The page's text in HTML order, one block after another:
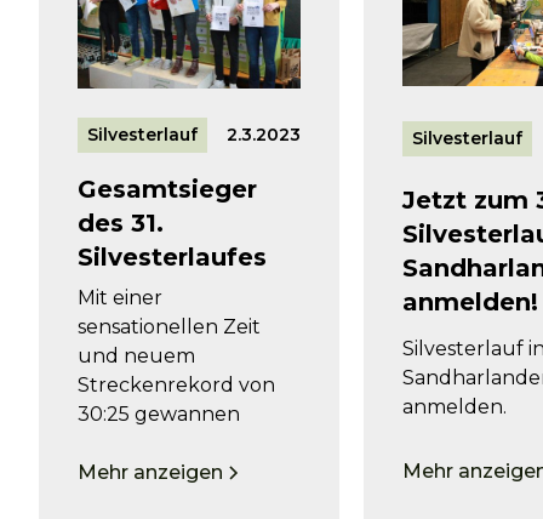
Silvesterlauf 2.3.2023
Gesamtsieger
des 31.
Silvesterlaufes
Mit einer
sensationellen Zeit
und neuem
Streckenrekord von
30:25 gewannen
Mehr anzeigen
Silvesterlauf
Jetzt zum
anmelden!
Silvesterlauf
anmelden.
Mehr